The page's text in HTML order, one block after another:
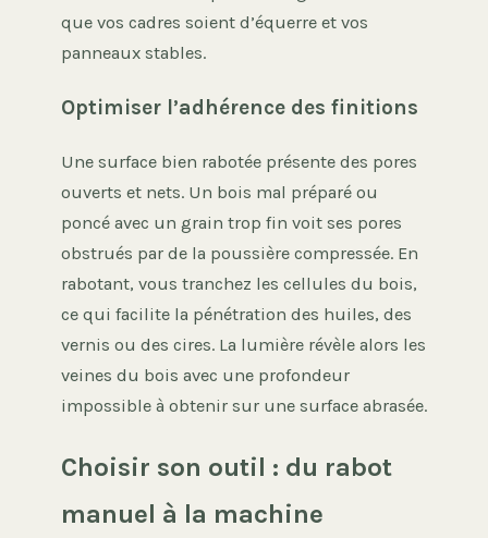
que vos cadres soient d’équerre et vos
panneaux stables.
Optimiser l’adhérence des finitions
Une surface bien rabotée présente des pores
ouverts et nets. Un bois mal préparé ou
poncé avec un grain trop fin voit ses pores
obstrués par de la poussière compressée. En
rabotant, vous tranchez les cellules du bois,
ce qui facilite la pénétration des huiles, des
vernis ou des cires. La lumière révèle alors les
veines du bois avec une profondeur
impossible à obtenir sur une surface abrasée.
Choisir son outil : du rabot
manuel à la machine